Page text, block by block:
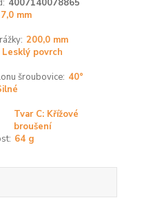
4007140078865
7,0 mm
200,0 mm
Lesklý povrch
šroubovice: 40°
Tvar C: Křížové
broušení
64 g